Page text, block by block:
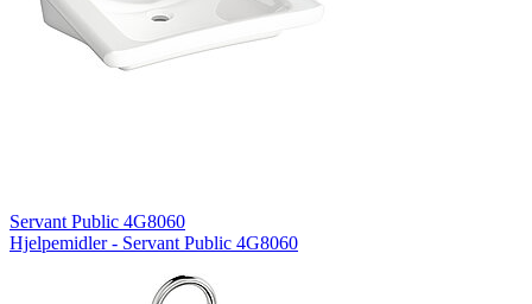
Servant Public 4G8060
Hjelpemidler - Servant Public 4G8060